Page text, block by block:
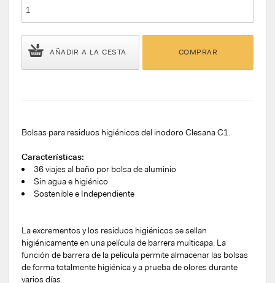
AÑADIR A LA CESTA COMPRAR
Bolsas para residuos higiénicos del inodoro Clesana C1.
Características:
36 viajes al baño por bolsa de aluminio
Sin agua e higiénico
Sostenible e Independiente
La excrementos y los residuos higiénicos se sellan
higiénicamente en una película de barrera multicapa. La
función de barrera de la película permite almacenar las bolsas
de forma totalmente higiénica y a prueba de olores durante
varios días.